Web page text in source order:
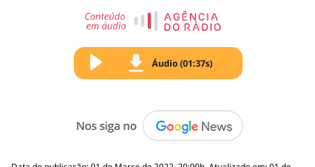
Áudio (01:37s)